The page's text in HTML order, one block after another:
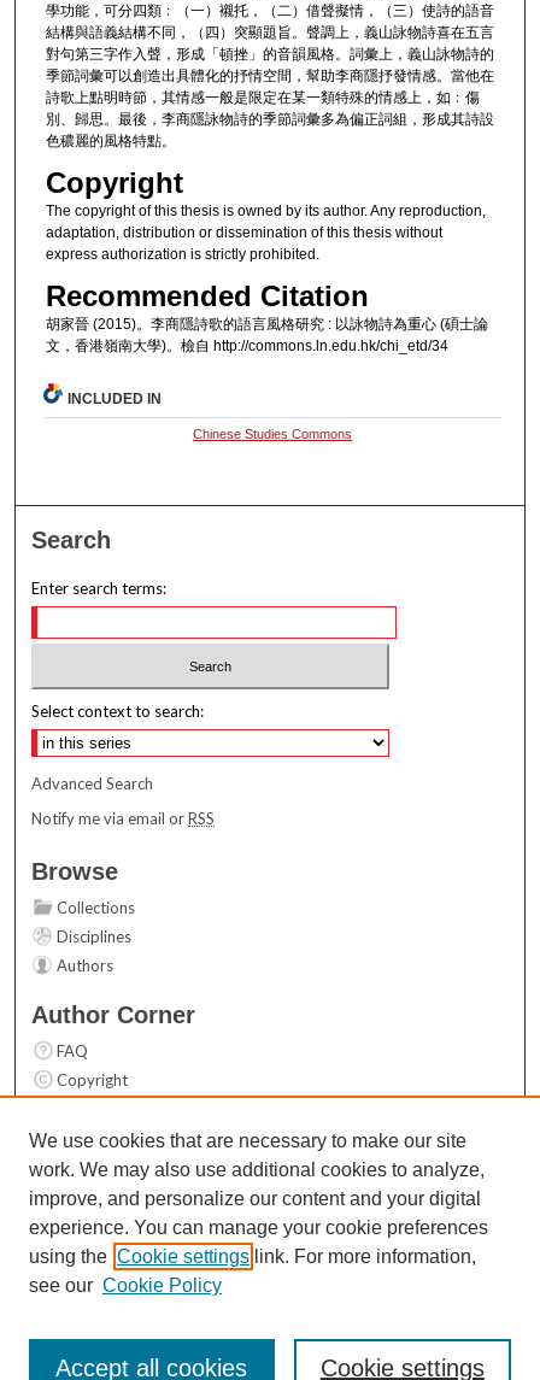
學功能，可分四類﹕（一）襯托，（二）借聲擬情，（三）使詩的語音
結構與語義結構不同，（四）突顯題旨。聲調上，義山詠物詩喜在五言
對句第三字作入聲，形成「頓挫」的音韻風格。詞彙上，義山詠物詩的
季節詞彙可以創造出具體化的抒情空間，幫助李商隱抒發情感。當他在
詩歌上點明時節，其情感一般是限定在某一類特殊的情感上，如﹕傷
別、歸思。最後，李商隱詠物詩的季節詞彙多為偏正詞組，形成其詩設
色穠麗的風格特點。
Copyright
The copyright of this thesis is owned by its author. Any reproduction,
adaptation, distribution or dissemination of this thesis without
express authorization is strictly prohibited.
Recommended Citation
胡家晉 (2015)。李商隱詩歌的語言風格研究 : 以詠物詩為重心 (碩士論
文，香港嶺南大學)。檢自 http://commons.ln.edu.hk/chi_etd/34
INCLUDED IN
Chinese Studies Commons
Search
Enter search terms:
Select context to search:
Advanced Search
Notify me via email orRSS
Browse
Collections
Disciplines
Authors
Author Corner
FAQ
Copyright
Contact Us
Links
Top 10 Downloads (All time)
Activity by year
We use cookies that are necessary to make our site
work. We may also use additional cookies to analyze,
improve, and personalize our content and your digital
experience. You can manage your cookie preferences
using the Cookie settings link. For more information,
see our Cookie Policy
Cookie settings
Accept all cookies